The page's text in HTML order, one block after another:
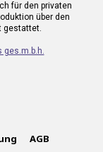
für den privaten
über den
gestattet.
ges.m.b.h.
AGB